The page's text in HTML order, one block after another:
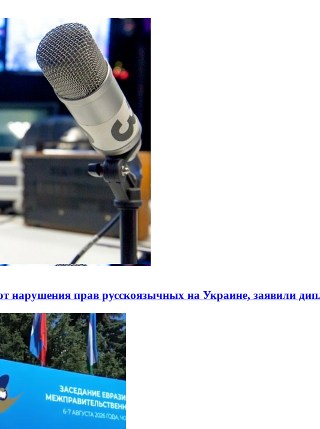
нарушения прав русскоязычных на Украине, заявили